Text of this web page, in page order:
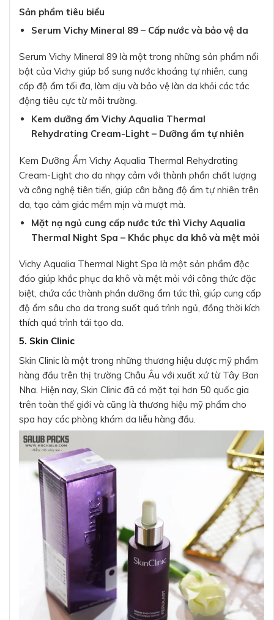
Sản phẩm tiêu biểu
Serum Vichy Mineral 89 – Cấp nước và bảo vệ da
Serum Vichy Mineral 89 là một trong những sản phẩm nổi
bật của Vichy giúp bổ sung nước khoáng tự nhiên, cung
cấp độ ẩm tối đa, làm dịu và bảo vệ làn da khỏi các tác
động tiêu cực từ môi trường.
Kem dưỡng ẩm Vichy Aqualia Thermal
Rehydrating Cream-Light – Dưỡng ẩm tự nhiên
Kem Dưỡng Ẩm Vichy Aqualia Thermal Rehydrating
Cream-Light cho da nhạy cảm với thành phần chất lượng
và công nghệ tiên tiến, giúp cân bằng độ ẩm tự nhiên trên
da, tạo cảm giác mềm mịn và mượt mà.
Mặt nạ ngủ cung cấp nước tức thì Vichy Aqualia
Thermal Night Spa – Khắc phục da khô và mệt mỏi
Vichy Aqualia Thermal Night Spa là một sản phẩm độc
đáo giúp khắc phục da khô và mệt mỏi với công thức đặc
biệt, chứa các thành phần dưỡng ẩm tức thì, giúp cung cấp
độ ẩm sâu cho da trong suốt quá trình ngủ, đồng thời kích
thích quá trình tái tạo da.
5. Skin Clinic
Skin Clinic là một trong những thương hiệu dược mỹ phẩm
hàng đầu trên thị trường Châu Âu với xuất xứ từ Tây Ban
Nha. Hiện nay, Skin Clinic đã có mặt tại hơn 50 quốc gia
trên toàn thế giới và cũng là thương hiệu mỹ phẩm cho
spa hay các phòng khám da liễu hàng đầu.